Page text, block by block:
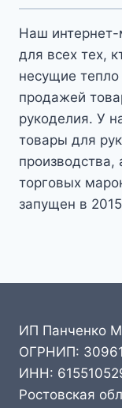
Наш интернет-
для всех тех,
несущие
продажей
рукоделия. У
товары для
производства,
торговых
запущен в
ИП Панченко
ОГРНИП:
ИНН:
Ростовская